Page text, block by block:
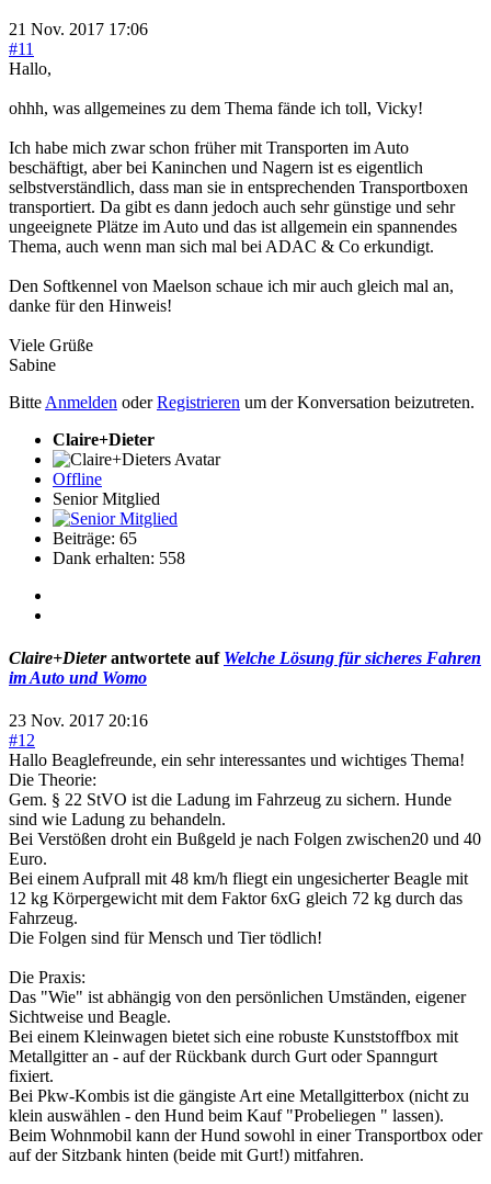
21 Nov. 2017 17:06
#11
Hallo,
ohhh, was allgemeines zu dem Thema fände ich toll, Vicky!
Ich habe mich zwar schon früher mit Transporten im Auto
beschäftigt, aber bei Kaninchen und Nagern ist es eigentlich
selbstverständlich, dass man sie in entsprechenden Transportboxen
transportiert. Da gibt es dann jedoch auch sehr günstige und sehr
ungeeignete Plätze im Auto und das ist allgemein ein spannendes
Thema, auch wenn man sich mal bei ADAC & Co erkundigt.
Den Softkennel von Maelson schaue ich mir auch gleich mal an,
danke für den Hinweis!
Viele Grüße
Sabine
Bitte Anmelden oderRegistrieren um der Konversation beizutreten.
Claire+Dieter
Offline
Senior Mitglied
Beiträge: 65
Dank erhalten: 558
Claire+Dieterantwortete auf Welche Lösung für sicheres Fahren
im Auto und Womo
23 Nov. 2017 20:16
#12
Hallo Beaglefreunde, ein sehr interessantes und wichtiges Thema!
Die Theorie:
Gem. § 22 StVO ist die Ladung im Fahrzeug zu sichern. Hunde
sind wie Ladung zu behandeln.
Bei Verstößen droht ein Bußgeld je nach Folgen zwischen20 und 40
Euro.
Bei einem Aufprall mit 48 km/h fliegt ein ungesicherter Beagle mit
12 kg Körpergewicht mit dem Faktor 6xG gleich 72 kg durch das
Fahrzeug.
Die Folgen sind für Mensch und Tier tödlich!
Die Praxis:
Das "Wie" ist abhängig von den persönlichen Umständen, eigener
Sichtweise und Beagle.
Bei einem Kleinwagen bietet sich eine robuste Kunststoffbox mit
Metallgitter an - auf der Rückbank durch Gurt oder Spanngurt
fixiert.
Bei Pkw-Kombis ist die gängiste Art eine Metallgitterbox (nicht zu
klein auswählen - den Hund beim Kauf "Probeliegen " lassen).
Beim Wohnmobil kann der Hund sowohl in einer Transportbox oder
auf der Sitzbank hinten (beide mit Gurt!) mitfahren.